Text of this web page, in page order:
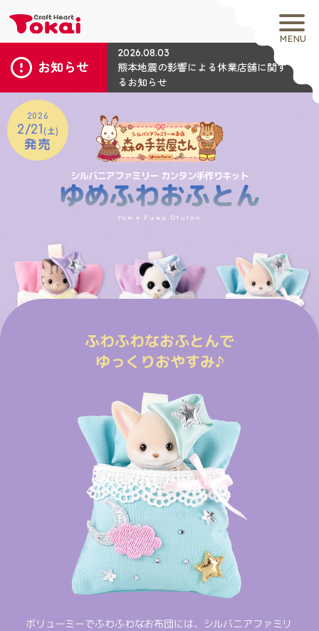
MENU
お知らせ
2026.08.03
熊本地震の影響による休業店舗に関す
るお知らせ
シルバニアファミリー カンタン手作りキット
ゆめふわおふとん
Yume Fuwa Ofuton
2026
2/21 (土)
発売
ふわふわなおふとんで
ゆっくりおやすみ♪
ボリューミーでふわふわなお布団には、シルバニアファミリ